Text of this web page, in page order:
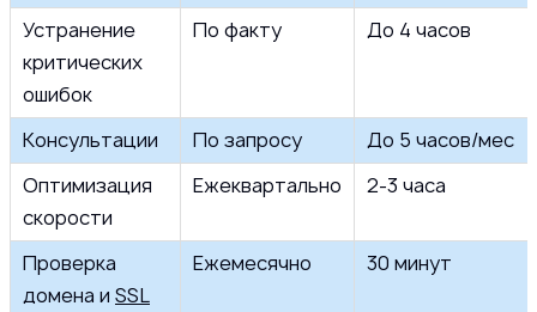
Устранение
критических
ошибок
По факту До 4 часов
Консультации По запросу
До 5 часов/мес
Оптимизация
скорости
Ежеквартально 2-3 часа
Проверка
домена и SSL
Ежемесячно 30 минут